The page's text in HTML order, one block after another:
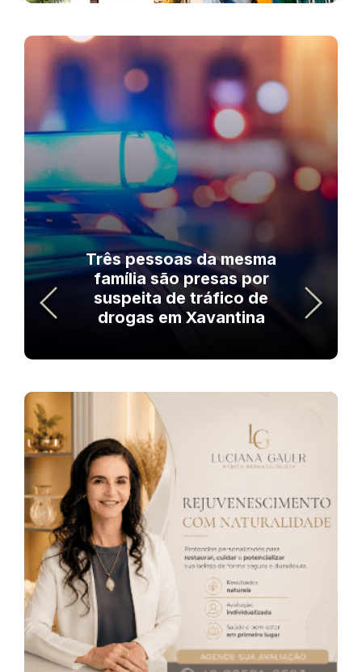
Três pessoas da mesma
família são presas por
suspeita de tráfico de
drogas em Xavantina